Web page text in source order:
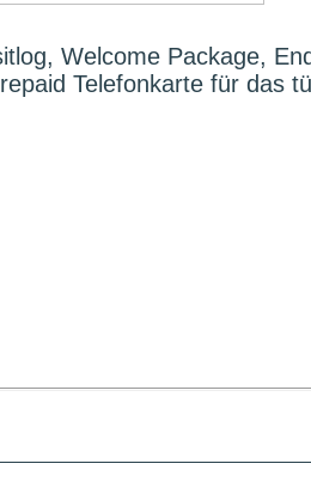
Welcome Package,
Telefonkarte für das